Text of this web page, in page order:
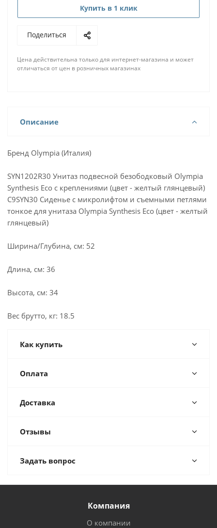
Купить в 1 клик
Поделиться
Цена действительна только для интернет-магазина и может
отличаться от цен в розничных магазинах
Описание
Бренд Olympia (Италия)
SYN1202R30 Унитаз подвесной безободковый Olympia
Synthesis Eco с креплениями (цвет - желтый глянцевый)
C9SYN30 Сиденье с микролифтом и съемными петлями
тонкое для унитаза Olympia Synthesis Eco (цвет - желтый
глянцевый)
Ширина/Глубина, см: 52
Длина, см: 36
Высота, см: 34
Вес брутто, кг: 18.5
Как купить
Оплата
Доставка
Отзывы
Задать вопрос
Компания
О компании